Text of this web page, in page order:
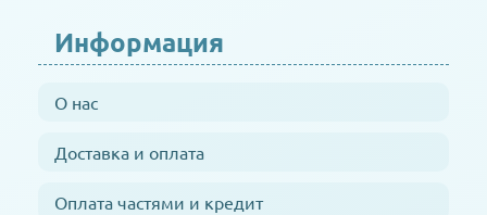
Информация
О нас
Доставка и оплата
Оплата частями и кредит